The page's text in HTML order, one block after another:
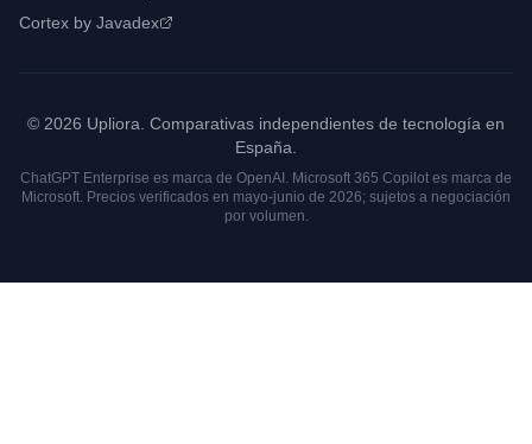
Cortex by Javadex
© 2026 Upliora. Comparativas independientes de tecnología en
España.
ChatGPT Enterprise es marca de OpenAI. Microsoft 365 Copilot es marca de
Microsoft. Precios verificados en mayo-junio de 2026; sujetos a negociación
por volumen.